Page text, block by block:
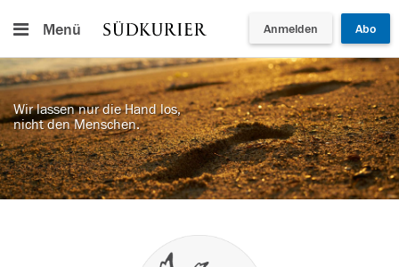
Menü Anmelden Abo
Wir lassen nur die Hand los,
nicht den Menschen.